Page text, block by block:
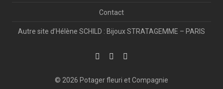
Contact
Autre site d’Hélène SCHILD : Bijoux STRATAGEMME – PARIS
© 2026 Potager fleuri et Compagnie